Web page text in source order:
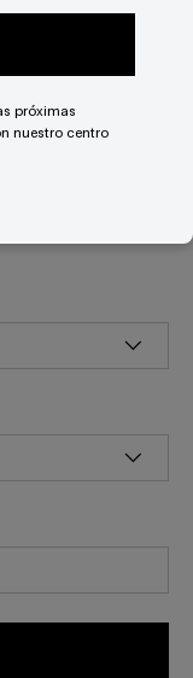
próximas
nuestro centro